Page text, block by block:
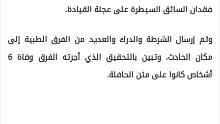
فقدان السائق السيطرة على عجلة القيادة.
وتم إرسال الشرطة والدرك والعديد من الفرق الطبية إلى
مكان الحادث. وتبين بالتحقيق الذي أجرته الفرق وفاة 6
أشخاص كانوا على متن الحافلة.